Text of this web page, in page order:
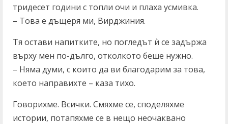
тридесет години с топли очи и плахa усмивка.
– Това е дъщеря ми, Вирджиния.
Тя остави напитките, но погледът ѝ се задържа
върху мен по-дълго, отколкото беше нужно.
– Няма думи, с които да ви благодарим за това,
което направихте – каза тихо.
Говорихме. Всички. Смяхме се, споделяхме
истории, потапяхме се в нещо неочаквано